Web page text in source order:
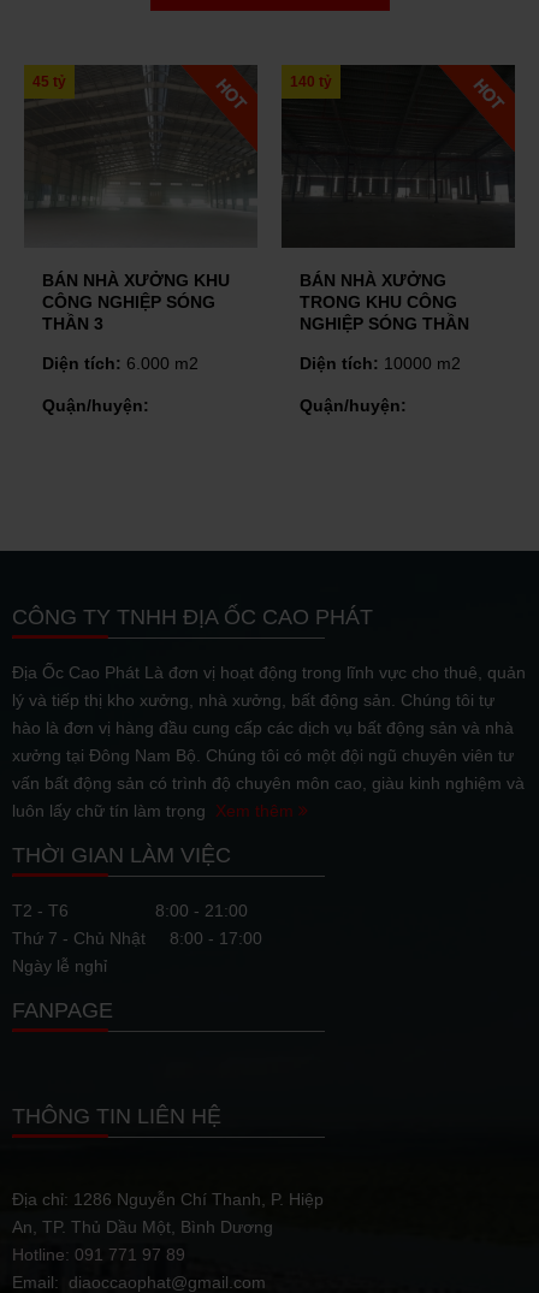
140 tỷ
BÁN NHÀ XƯỞNG
TRONG KHU CÔNG
NGHIỆP SÓNG THẦN
Diện tích: 10000 m2
Quận/huyện:
80 tỷ
BÁN NHÀ XƯỞNG AN
ĐIỀN, BẾN CÁT
Bình Dương
CÔNG TY TNHH ĐỊA ỐC CAO PHÁT
Địa Ốc Cao Phát Là đơn vị hoạt động trong lĩnh vực cho thuê, quản
lý và tiếp thị kho xưởng, nhà xưởng, bất động sản. Chúng tôi tự
hào là đơn vị hàng đầu cung cấp các dịch vụ bất động sản và nhà
xưởng tại Đông Nam Bộ. Chúng tôi có một đội ngũ chuyên viên tư
vấn bất động sản có trình độ chuyên môn cao, giàu kinh nghiệm và
luôn lấy chữ tín làm trọng Xem thêm
THỜI GIAN LÀM VIỆC
T2 - T6
8:00 - 21:00
Thứ 7 - Chủ Nhật
8:00 - 17:00
Ngày lễ nghỉ
FANPAGE
THÔNG TIN LIÊN HỆ
Địa chỉ: 1286 Nguyễn Chí Thanh, P. Hiệp
An, TP. Thủ Dầu Một, Bình Dương
Hotline: 091 771 97 89
Email: diaoccaophat@gmail.com